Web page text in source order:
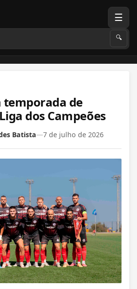
🔍
☰
temporada de
dos Campeões
Batista—7 de julho de 2026